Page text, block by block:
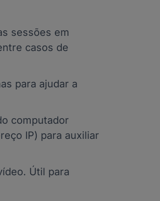
sessões em
casos de
para ajudar a
computador
IP) para auxiliar
Útil para